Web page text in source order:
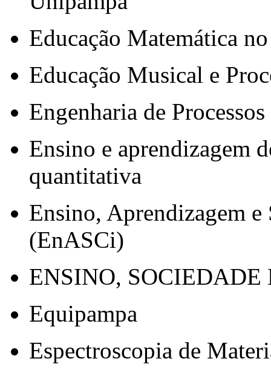
Educação Matemática
Educação Musical e
Engenharia de
Ensino e aprendizagem
quantitativa
Ensino, Aprendizagem
(EnASCi)
ENSINO,
Equipampa
Espectroscopia de